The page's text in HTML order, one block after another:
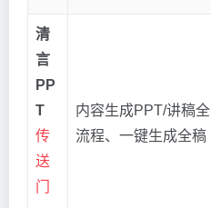
清
言
PP
T
传
送
门
内容生成PPT/讲稿全
流程、一键生成全稿